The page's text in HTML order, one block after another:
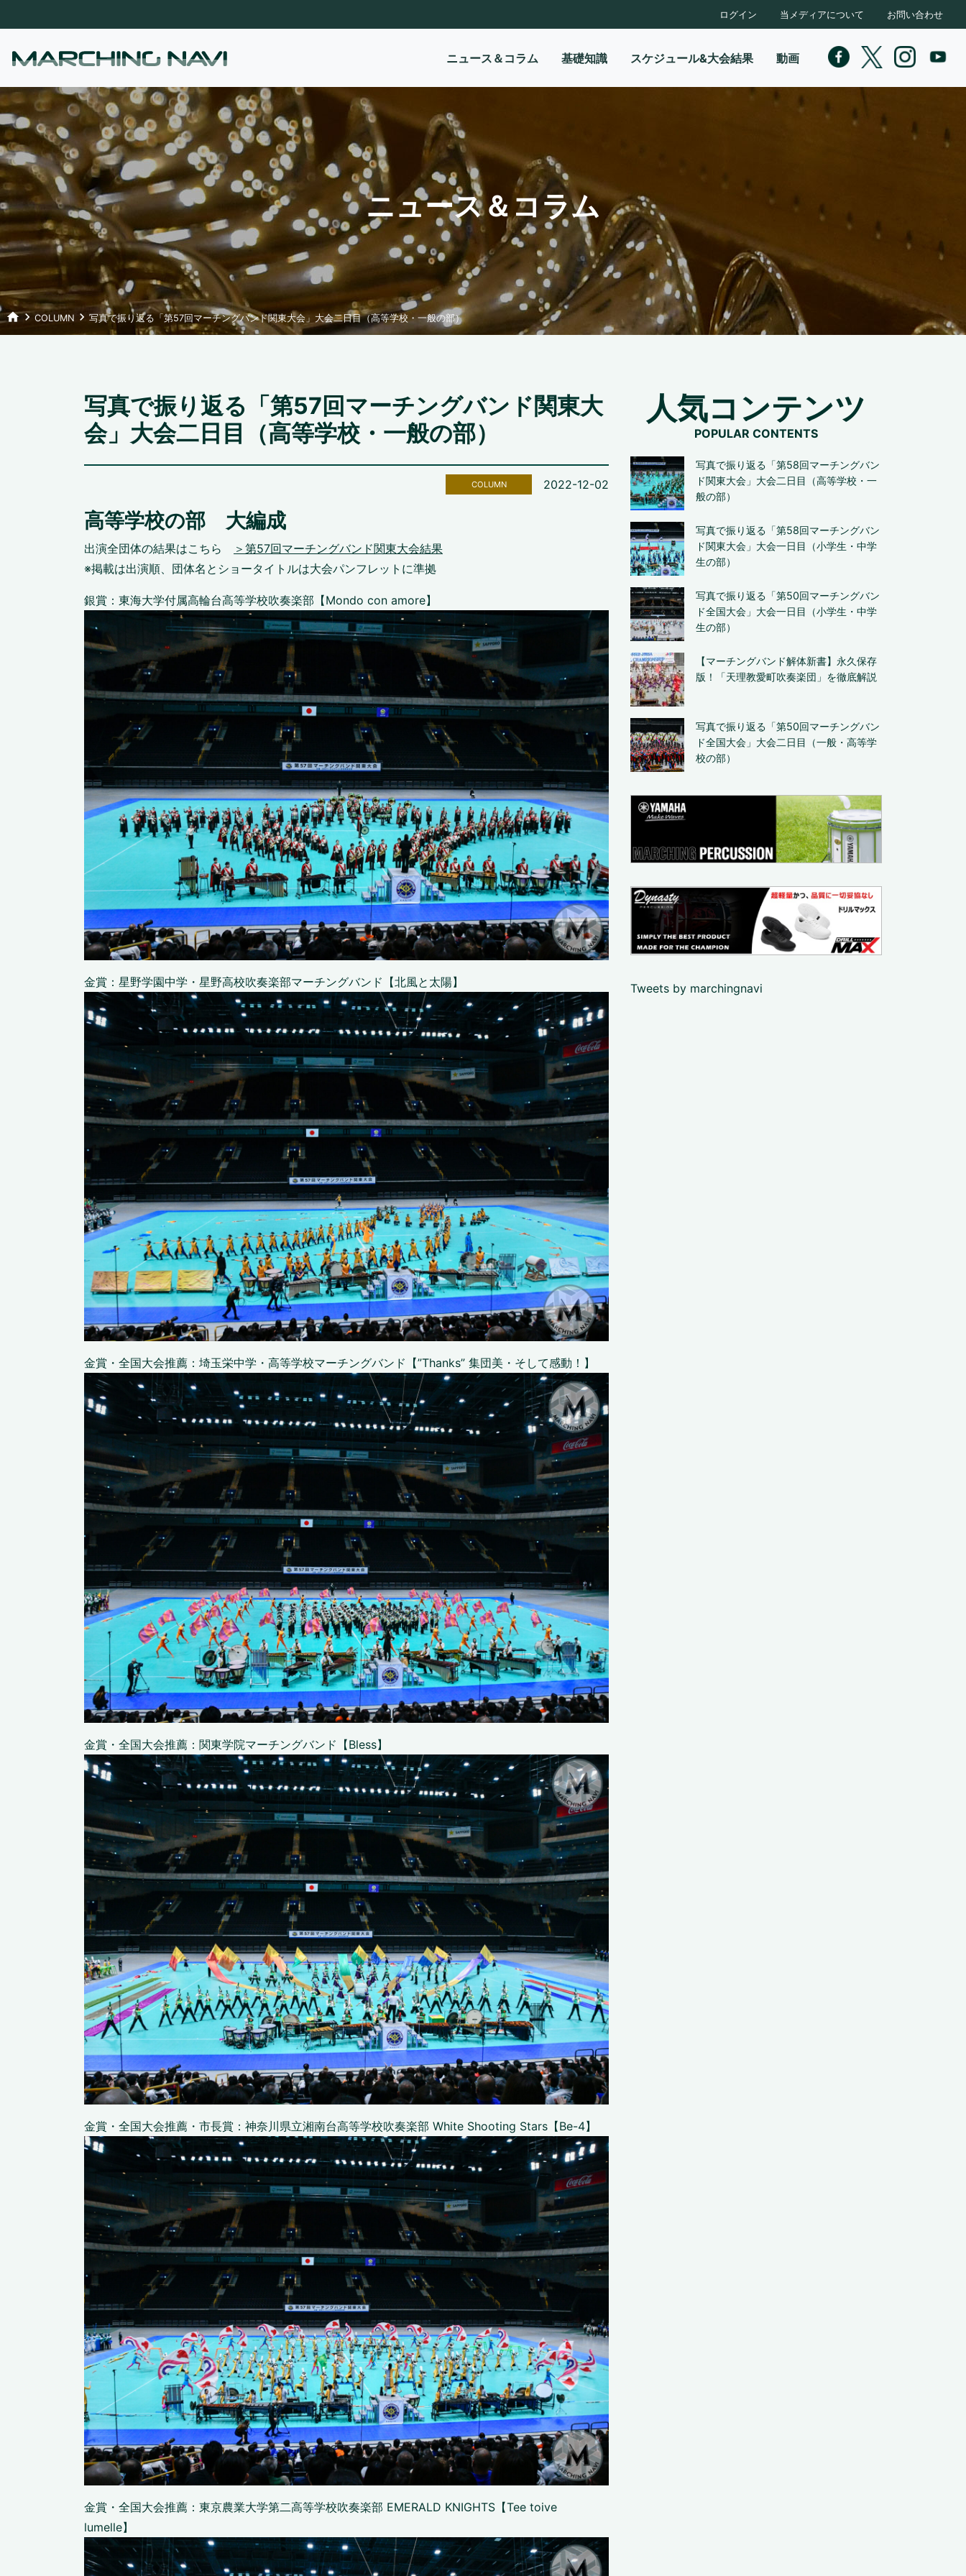
ログイン 当メディアについて お問い合わせ
ニュース＆コラム 基礎知識 スケジュール&大会結果 動画
ニュース＆コラム
homekeyboard_arrow_right COLUMN keyboard_arrow_right 写真で振り返る「第57回マーチングバンド関東大会」大会二日目（高等学校・一般の部）
写真で振り返る「第57回マーチングバンド関東大
会」大会二日目（高等学校・一般の部）
COLUMN 2022-12-02
高等学校の部 大編成
出演全団体の結果はこちら
＞第57回マーチングバンド関東大会結果
※掲載は出演順、団体名とショータイトルは大会パンフレットに準拠
銀賞：東海大学付属高輪台高等学校吹奏楽部【Mondo con amore】
金賞：星野学園中学・星野高校吹奏楽部マーチングバンド【北風と太陽】
金賞・全国大会推薦：埼玉栄中学・高等学校マーチングバンド【”Thanks” 集団美・そして感動！】
金賞・全国大会推薦：関東学院マーチングバンド【Bless】
金賞・全国大会推薦・市長賞：神奈川県立湘南台高等学校吹奏楽部 White Shooting Stars【Be-4】
金賞・全国大会推薦：東京農業大学第二高等学校吹奏楽部 EMERALD KNIGHTS【Tee toive
lumelle】
人気コンテンツ
写真で振り返る「第58回マーチングバン
ド関東大会」大会二日目（高等学校・一
般の部）
写真で振り返る「第58回マーチングバン
ド関東大会」大会一日目（小学生・中学
生の部）
写真で振り返る「第50回マーチングバン
ド全国大会」大会一日目（小学生・中学
生の部）
【マーチングバンド解体新書】永久保存
版！「天理教愛町吹奏楽団」を徹底解説
写真で振り返る「第50回マーチングバン
ド全国大会」大会二日目（一般・高等学
校の部）
Tweets by marchingnavi